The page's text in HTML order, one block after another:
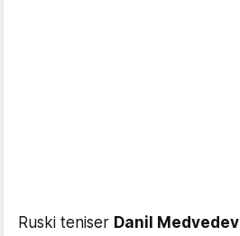
Ruski teniser Danil Medvedev